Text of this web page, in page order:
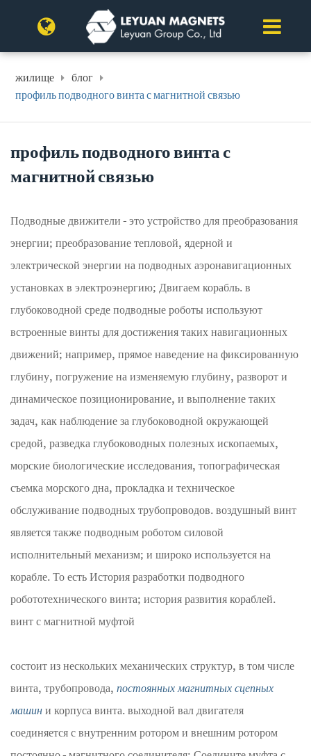
жилище
блог
профиль подводного винта с магнитной связью
профиль подводного винта с
магнитной связью
Подводные движители - это устройство для преобразования
энергии; преобразование тепловой, ядерной и
электрической энергии на подводных аэронавигационных
установках в электроэнергию; Двигаем корабль. в
глубоководной среде подводные роботы используют
встроенные винты для достижения таких навигационных
движений; например, прямое наведение на фиксированную
глубину, погружение на изменяемую глубину, разворот и
динамическое позиционирование, и выполнение таких
задач, как наблюдение за глубоководной окружающей
средой, разведка глубоководных полезных ископаемых,
морские биологические исследования, топографическая
съемка морского дна, прокладка и техническое
обслуживание подводных трубопроводов. воздушный винт
является также подводным роботом силовой
исполнительный механизм; и широко используется на
корабле. То есть История разработки подводного
робототехнического винта; история развития кораблей.
винт с магнитной муфтой
состоит из нескольких механических структур, в том числе
винта, трубопровода, постоянных магнитных сцепных
машин и корпуса винта. выходной вал двигателя
соединяется с внутренним ротором и внешним ротором